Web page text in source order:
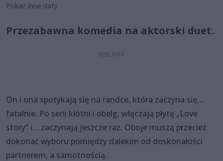
Pokaż inne daty
Przezabawna komedia na aktorski duet.
On i ona spotykają się na randce, która zaczyna się…
fatalnie. Po serii kłótni i obelg, włączają płytę „Love
story” i… zaczynają jeszcze raz. Oboje muszą przecież
dokonać wyboru pomiędzy dalekim od doskonałości
partnerem, a samotnością.